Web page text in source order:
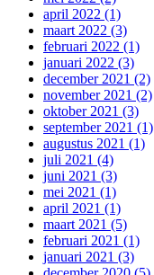
april 2022 (1)
maart 2022 (3)
februari 2022 (1)
januari 2022 (3)
december 2021 (2)
november 2021 (2)
oktober 2021 (3)
september 2021 (1)
augustus 2021 (1)
juli 2021 (4)
juni 2021 (3)
mei 2021 (1)
april 2021 (1)
maart 2021 (5)
februari 2021 (1)
januari 2021 (3)